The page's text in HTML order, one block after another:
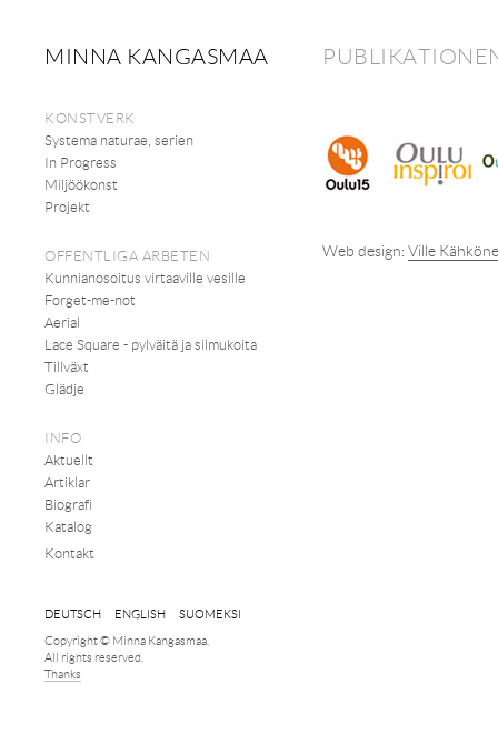
MINNA KANGASMAA
KONSTVERK
Systema naturae, serien
In Progress
Miljöökonst
Projekt
OFFENTLIGA ARBETEN
Kunnianosoitus virtaaville vesille
Forget-me-not
Aerial
Lace Square - pylväitä ja silmukoita
Tillväxt
Glädje
INFO
Aktuellt
Artiklar
Biografi
Katalog
Kontakt
DEUTSCH ENGLISH
SUOMEKSI
Copyright © Minna Kangasmaa.
All rights reserved.
Thanks
Web design:Ville